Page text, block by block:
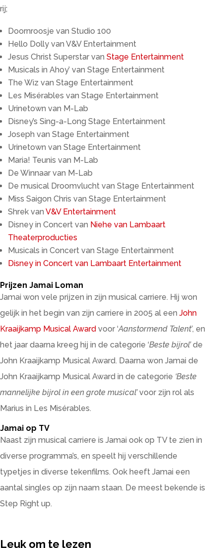
rij;
Doornroosje van Studio 100
Hello Dolly van V&V Entertainment
Jesus Christ Superstar van Stage Entertainment
Musicals in Ahoy’ van Stage Entertainment
The Wiz van Stage Entertainment
Les Misérables van Stage Entertainment
Urinetown van M-Lab
Disney’s Sing-a-Long Stage Entertainment
Joseph van Stage Entertainment
Urinetown van Stage Entertainment
Maria! Teunis van M-Lab
De Winnaar van M-Lab
De musical Droomvlucht van Stage Entertainment
Miss Saigon Chris van Stage Entertainment
Shrek van V&V Entertainment
Disney in Concert van Niehe van Lambaart
Theaterproducties
Musicals in Concert van Stage Entertainment
Disney in Concert van Lambaart Entertainment
Prijzen Jamai Loman
Jamai won vele prijzen in zijn musical carriere. Hij won
gelijk in het begin van zijn carriere in 2005 al een John
Kraaijkamp Musical Award voor ‘Aanstormend Talent’, en
het jaar daarna kreeg hij in de categorie ‘Beste bijrol’de
John Kraaijkamp Musical Award. Daarna won Jamai de
John Kraaijkamp Musical Award in de categorie ‘Beste
mannelijke bijrol in een grote musical’voor zijn rol als
Marius in Les Misérables.
Jamai op TV
Naast zijn musical carriere is Jamai ook op TV te zien in
diverse programma’s, en speelt hij verschillende
typetjes in diverse tekenfilms. Ook heeft Jamai een
aantal singles op zijn naam staan. De meest bekende is
Step Right up.
Leuk om te lezen